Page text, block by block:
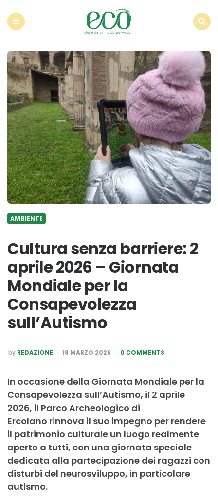
AMBIENTE
Cultura senza barriere: 2
aprile 2026 – Giornata
Mondiale per la
Consapevolezza
sull’Autismo
POSTED
BY
by REDAZIONE 18 MARZO 2026 0 COMMENTS
In occasione della Giornata Mondiale per la
Consapevolezza sull’Autismo, il 2 aprile
2026, il Parco Archeologico di
Ercolano rinnova il suo impegno per rendere
il patrimonio culturale un luogo realmente
aperto a tutti, con una giornata speciale
dedicata alla partecipazione dei ragazzi con
disturbi del neurosviluppo, in particolare
autismo.